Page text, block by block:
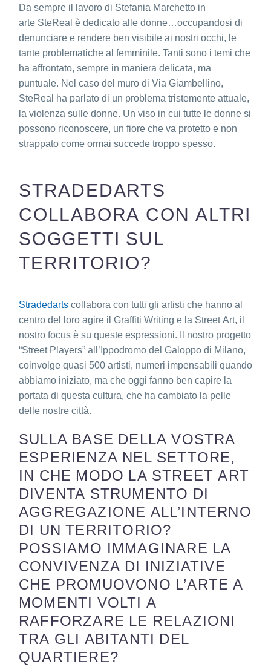
Da sempre il lavoro di Stefania Marchetto in
arte SteReal è dedicato alle donne…occupandosi di
denunciare e rendere ben visibile ai nostri occhi, le
tante problematiche al femminile. Tanti sono i temi che
ha affrontato, sempre in maniera delicata, ma
puntuale. Nel caso del muro di Via Giambellino,
SteReal ha parlato di un problema tristemente attuale,
la violenza sulle donne. Un viso in cui tutte le donne si
possono riconoscere, un fiore che va protetto e non
strappato come ormai succede troppo spesso.
STRADEDARTS
COLLABORA CON ALTRI
SOGGETTI SUL
TERRITORIO?
Stradedartscollabora con tutti gli artisti che hanno al
centro del loro agire il Graffiti Writing e la Street Art, il
nostro focus è su queste espressioni. Il nostro progetto
“Street Players” all’Ippodromo del Galoppo di Milano,
coinvolge quasi 500 artisti, numeri impensabili quando
abbiamo iniziato, ma che oggi fanno ben capire la
portata di questa cultura, che ha cambiato la pelle
delle nostre città.
SULLA BASE DELLA VOSTRA
ESPERIENZA NEL SETTORE,
IN CHE MODO LA STREET ART
DIVENTA STRUMENTO DI
AGGREGAZIONE ALL’INTERNO
DI UN TERRITORIO?
POSSIAMO IMMAGINARE LA
CONVIVENZA DI INIZIATIVE
CHE PROMUOVONO L’ARTE A
MOMENTI VOLTI A
RAFFORZARE LE RELAZIONI
TRA GLI ABITANTI DEL
QUARTIERE?